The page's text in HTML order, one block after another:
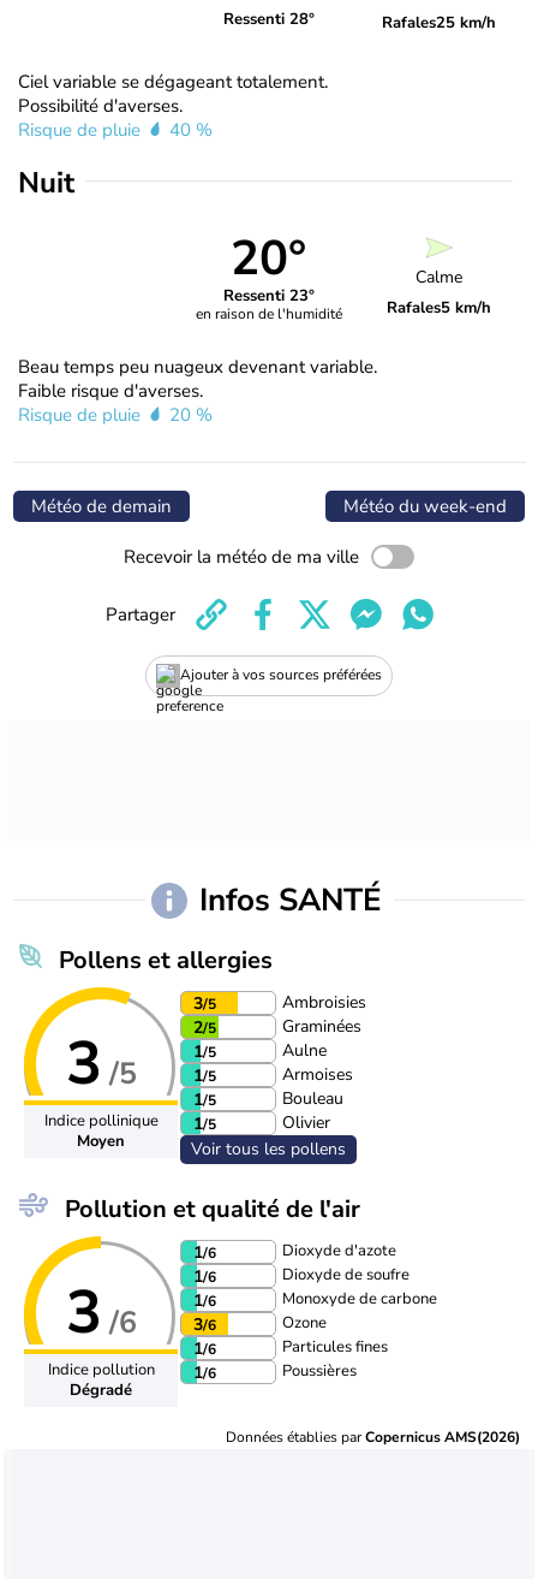
Ressenti 28° Rafales25 km/h
Ciel variable se dégageant totalement.
Possibilité d'averses.
Risque de pluie
40 %
Nuit
20°
Ressenti 23°
en raison de l'humidité
Calme
Rafales5 km/h
Beau temps peu nuageux devenant variable.
Faible risque d'averses.
Risque de pluie
20 %
Météo de demain Météo du week-end
Recevoir la météo de ma ville
Ajouter à vos sources préférées
Partager
Infos SANTÉ
Pollens et allergies
3 /5
Indice pollinique
Moyen
3/5
Ambroisies
2/5
Graminées
1/5
Aulne
1/5
Armoises
1/5
Bouleau
1/5
Olivier
Voir tous les pollens
Pollution et qualité de l'air
3 /6
Indice pollution
Dégradé
1/6 Dioxyde d'azote
1/6 Dioxyde de soufre
1/6 Monoxyde de carbone
3/6 Ozone
1/6 Particules fines
1/6 Poussières
Données établies parCopernicus AMS(2026)